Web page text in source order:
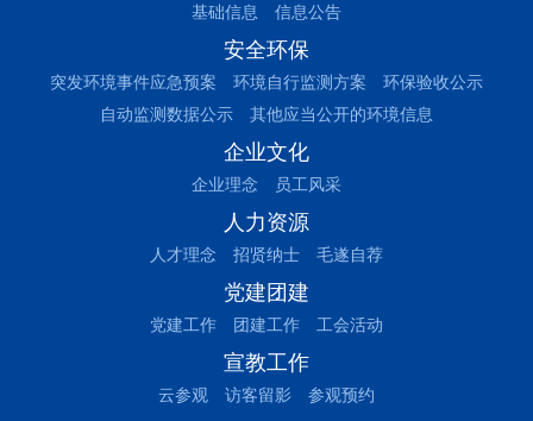
基础信息 信息公告
安全环保
突发环境事件应急预案 环境自行监测方案
环保验收公示
自动监测数据公示
其他应当公开的环境信息
企业文化
企业理念 员工风采
人力资源
人才理念 招贤纳士 毛遂自荐
党建团建
党建工作 团建工作 工会活动
宣教工作
云参观 访客留影 参观预约